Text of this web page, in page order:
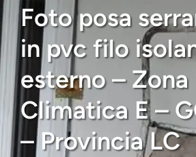
r
c
h
Foto posa
in pvc filo
esterno – Zona
Climatica E –
– Provincia LC